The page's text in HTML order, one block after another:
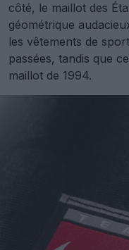
côté, le maillot des
géométrique
les vêtements de
passées, tandis que
maillot de 1994.